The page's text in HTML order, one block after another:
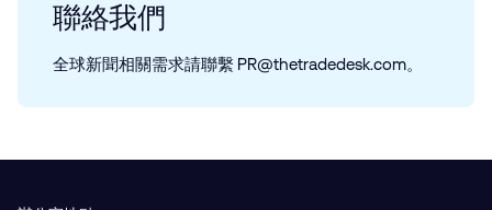
聯絡我們
全球新聞相關需求請聯繫 PR@​thetradedesk.​com。